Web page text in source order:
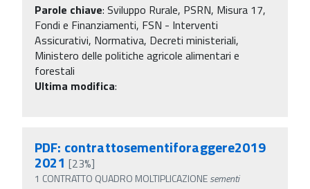
Parole chiave: Sviluppo Rurale, PSRN, Misura 17,
Fondi e Finanziamenti, FSN - Interventi
Assicurativi, Normativa, Decreti ministeriali,
Ministero delle politiche agricole alimentari e
forestali
Ultima modifica:
PDF: contrattosementiforaggere2019
2021 [23%]
1 CONTRATTO QUADRO MOLTIPLICAZIONEsementi